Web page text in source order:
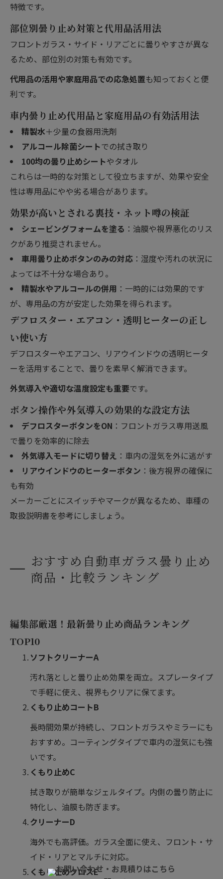
特徴です。
部位別曇り止め対策と代用品活用法
フロントガラス・サイド・リアごとに曇りやすさが異な
るため、部位別の対策も有効です。
代用品の活用や家庭用品での応急処置も知っておくと便
利です。
車内曇り止め代用品と家庭用品の有効活用法
精製水＋少量の食器用洗剤
アルコール除菌シートでの拭き取り
100均の曇り止めシートやタオル
これらは一時的な対策として役立ちますが、効果や安全
性は専用品にやや劣る場合があります。
効果が高いとされる裏技・ネット噂の検証
シェービングフォームを塗る ：油膜や視界悪化のリス
クがあり推奨されません。
車用曇り止めボタンのみの対応：湿度や汚れの状況に
よっては不十分な場合あり。
精製水やアルコールの併用 ：一時的には効果的です
が、専用品の方が安定した効果を得られます。
デフロスター・エアコン・透明ヒーターの正し
い使い方
デフロスターやエアコン、リアウインドウの透明ヒータ
ーを活用することで、曇りを素早く解消できます。
外気導入や適切な温度設定も重要です。
ボタン操作や外気導入の効果的な設定方法
デフロスターボタンをON ：フロントガラス専用送風
で曇りを効率的に除去
外気導入モードに切り替え ：車内の湿気を外に逃がす
リアウインドウのヒーターボタン ：後方視界の確保に
も有効
メーカーごとにスイッチやマークが異なるため、車種の
取扱説明書を参考にしましょう。
おすすめ自動車ガラス曇り止め
商品・比較ランキング
編集部厳選！最新曇り止め商品ランキング
TOP10
ソフトクリーナーA
汚れ落としと曇り止め効果を両立。スプレータイプ
で手軽に使え、視界もクリアに保てます。
くもり止めコートB
長時間効果が持続し、フロントガラスやミラーにも
おすすめ。コーティングタイプで車内の湿気にも強
いです。
くもり止めC
拭き取りが簡単なジェルタイプ。内側の曇り防止に
特化し、油膜も防ぎます。
クリーナーD
海外でも高評価。ガラス全面に使え、フロント・サ
イド・リアとマルチに対応。
くもり止めクロスE